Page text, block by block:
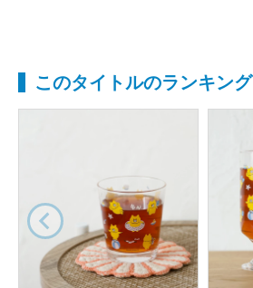
このタイトルのランキング